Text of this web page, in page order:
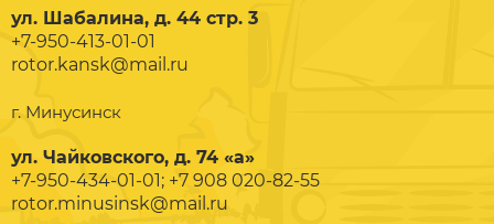
ул. Шабалина, д. 44 стр. 3
+7-950-413-01-01
rotor.kansk@mail.ru
г. Минусинск
ул. Чайковского, д. 74 «а»
+7-950-434-01-01; +7 908 020-82-55
rotor.minusinsk@mail.ru